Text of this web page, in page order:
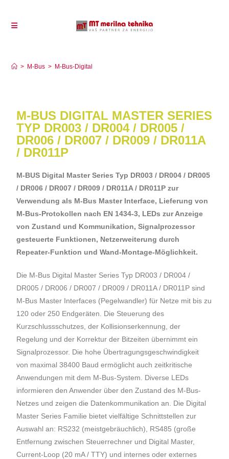
> M-Bus > M-Bus-Digital
M-BUS DIGITAL MASTER SERIES
TYP DR003 / DR004 / DR005 /
DR006 / DR007 / DR009 / DR011A
/ DR011P
M-BUS Digital Master Series Typ DR003 / DR004 / DR005
/ DR006 / DR007 / DR009 / DR011A / DR011P zur
Verwendung als M-Bus Master Interface, Lieferung von
M-Bus-Protokollen nach EN 1434-3, LEDs zur Anzeige
von Zustand und Kommunikation, Signalprozessor
gesteuerte Funktionen, Netzerweiterung durch
Repeater-Funktion und Wand-Montage-Möglichkeit.
Die M-Bus Digital Master Series Typ DR003 / DR004 /
DR005 / DR006 / DR007 / DR009 / DR011A / DR011P sind
M-Bus Master Interfaces (Pegelwandler) für Netze mit bis zu
120 oder 250 Endgeräten. Die Steuerung des
Kurzschlussschutzes, der Kollisionserkennung, der
Regelung und der Korrektur der Bitzeiten übernimmt ein
Signalprozessor. Die hohe Übertragungsgeschwindigkeit
von maximal 38400 Baud ermöglicht auch zeitkritische
Anwendungen mit dem M-Bus-System. Diverse LEDs
informieren den Anwender über den Zustand des M-Bus-
Netzes und zeigen die Datenkommunikation an. Die Digital
Master Series Familie bietet vielfältige Schnittstellen zur
Auswahl an: RS232 (meistgebräuchlich), RS485 (große
Entfernung zwischen Steuerrechner und Digital Master,
Current-Loop (20 mA / TTY) und internes oder externes